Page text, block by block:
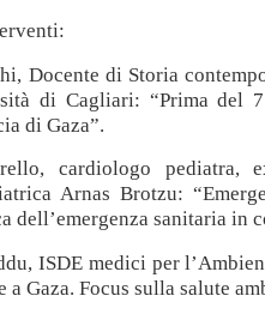
Docente di Storia
di Cagliari: “Prima del
di Gaza”.
cardiologo pediatra,
Arnas Brotzu:
dell’emergenza sanitaria in
ISDE medici per
a Gaza. Focus sulla salute